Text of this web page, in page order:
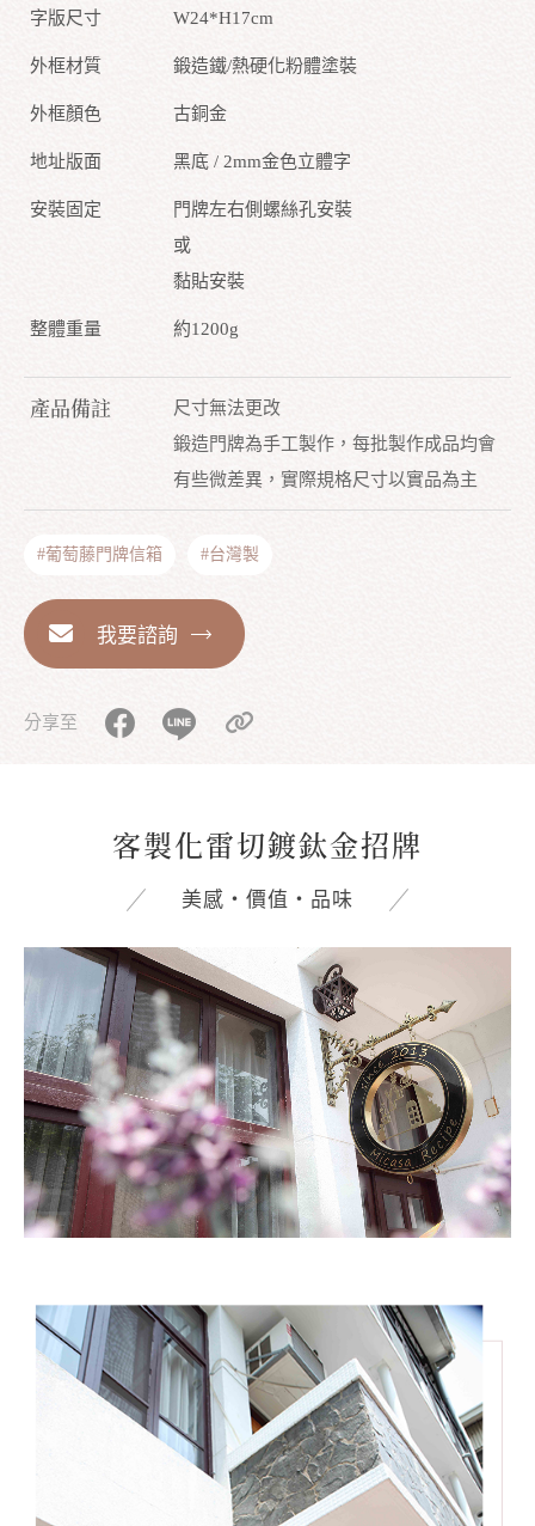
字版尺寸 W24*H17cm
外框材質 鍛造鐵/熱硬化粉體塗裝
外框顏色 古銅金
地址版面 黑底 / 2mm金色立體字
安裝固定
門牌左右側螺絲孔安裝
或
黏貼安裝
整體重量 約1200g
產品備註
尺寸無法更改
鍛造門牌為手工製作，每批製作成品均會
有些微差異，實際規格尺寸以實品為主
#葡萄藤門牌信箱 #台灣製
我要諮詢
分享至
客製化雷切鍍鈦金招牌
美感‧價值‧品味